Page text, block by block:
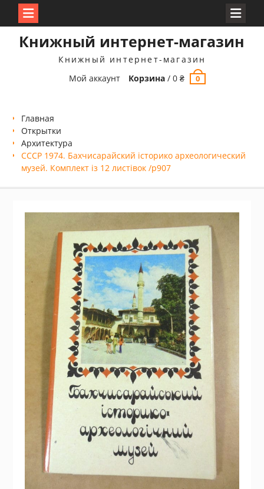
Книжный интернет-магазин
Книжный интернет-магазин
Мой аккаунт
Корзина /0₴ 0
Главная
Открытки
Архитектура
СССР 1974. Бахчисарайский історико археологический
музей. Комплект із 12 листівок /р907